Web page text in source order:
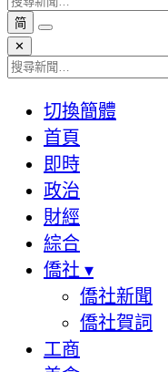
简
✕
切換簡體
首頁
即時
政治
財經
綜合
僑社 ▾
僑社新聞
僑社賀詞
工商